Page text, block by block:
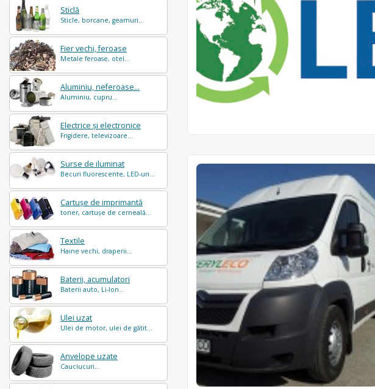
Sticlă
Sticle, borcane, geamuri...
Fier vechi, feroase
Metale feroase, otel...
Aluminiu, neferoase...
Aluminiu, cupru...
Electrice și electronice
Frigidere, televizoare...
Surse de iluminat
Becuri fluorescente, LED-uri...
Cartușe de imprimantă
toner, cartușe de cerneală...
Textile
Haine vechi, draperii...
Baterii, acumulatori
Baterii auto, Li-Ion...
Ulei uzat
Ulei de motor, ulei de gătit...
Anvelope uzate
Cauciucuri...